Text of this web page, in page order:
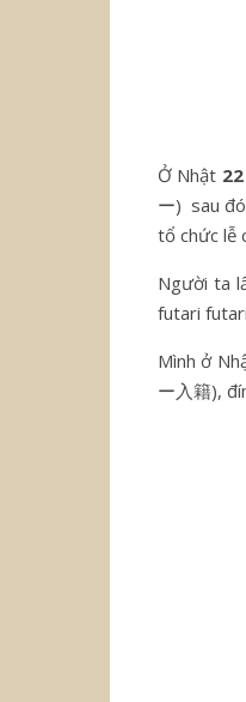
Ở Nhật
ー) sau
tổ chức lễ
Người ta
futari
Mình ở
ー入籍),